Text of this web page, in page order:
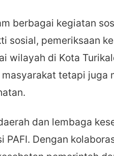
berbagai kegiatan
sosial, pemeriksaan
wilayah di Kota
tetapi juga
dan lembaga
Dengan